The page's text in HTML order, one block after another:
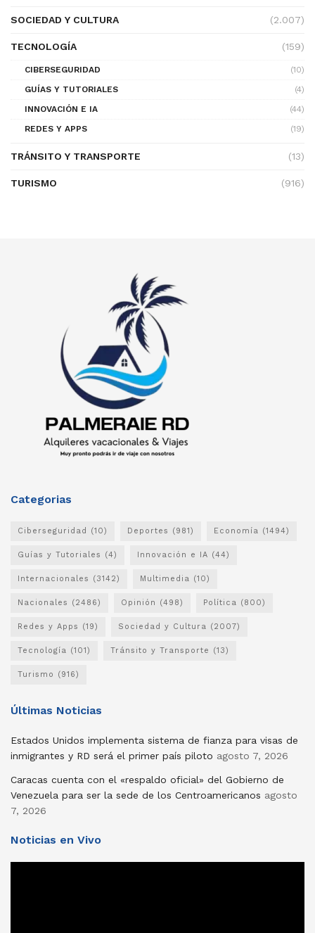
SOCIEDAD Y CULTURA (2.007)
TECNOLOGÍA (159)
CIBERSEGURIDAD
(10)
GUÍAS Y TUTORIALES
(4)
INNOVACIÓN E IA
(44)
REDES Y APPS
(19)
TRÁNSITO Y TRANSPORTE (13)
TURISMO (916)
Categorias
Ciberseguridad (10) Deportes (981) Economía (1494)
Guías y Tutoriales (4) Innovación e IA (44)
Internacionales (3142) Multimedia (10)
Nacionales (2486) Opinión (498) Política (800)
Redes y Apps (19) Sociedad y Cultura (2007)
Tecnología (101) Tránsito y Transporte (13)
Turismo (916)
Últimas Noticias
Estados Unidos implementa sistema de fianza para visas de
inmigrantes y RD será el primer país piloto agosto 7, 2026
Caracas cuenta con el «respaldo oficial» del Gobierno de
Venezuela para ser la sede de los Centroamericanos agosto
7, 2026
Noticias en Vivo